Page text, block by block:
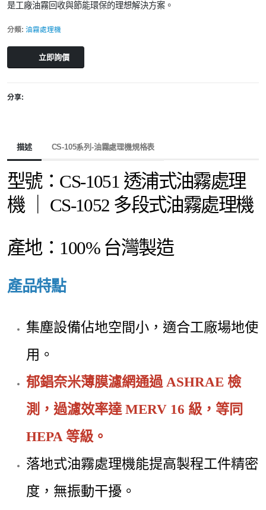
是工廠油霧回收與節能環保的理想解決方案。
分類: 油霧處理機
立即詢價
分享:
描述 CS-105系列-油霧處理機規格表
型號：CS-1051 透浦式油霧處理
機 ｜ CS-1052 多段式油霧處理機
產地：100% 台灣製造
產品特點
集塵設備佔地空間小，適合工廠場地使
用。
郁錩奈米薄膜濾網通過 ASHRAE 檢
測，過濾效率達 MERV 16 級，等同
HEPA 等級。
落地式油霧處理機能提高製程工件精密
度，無振動干擾。